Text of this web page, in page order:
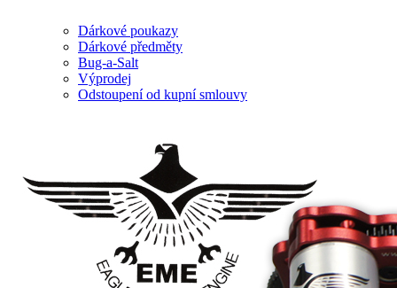
Dárkové poukazy
Dárkové předměty
Bug-a-Salt
Výprodej
Odstoupení od kupní smlouvy